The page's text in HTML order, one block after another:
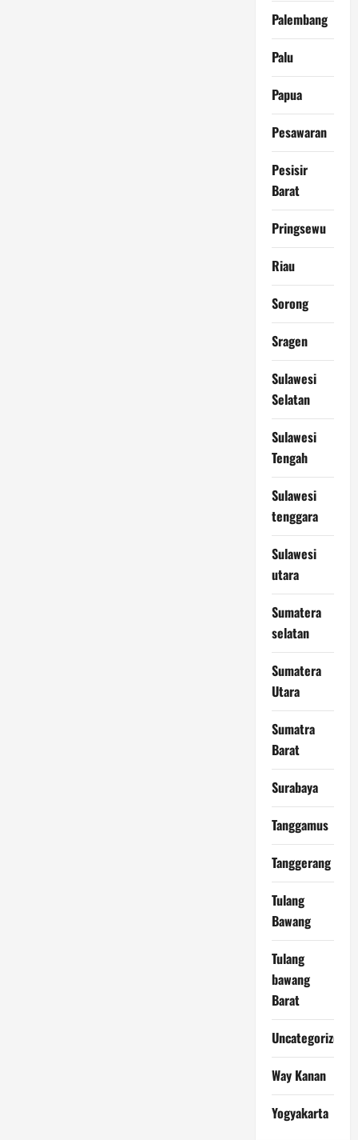
Palembang
Palu
Papua
Pesawaran
Pesisir
Barat
Pringsewu
Riau
Sorong
Sragen
Sulawesi
Selatan
Sulawesi
Tengah
Sulawesi
tenggara
Sulawesi
utara
Sumatera
selatan
Sumatera
Utara
Sumatra
Barat
Surabaya
Tanggamus
Tanggerang
Tulang
Bawang
Tulang
bawang
Barat
Uncategorized
Way Kanan
Yogyakarta